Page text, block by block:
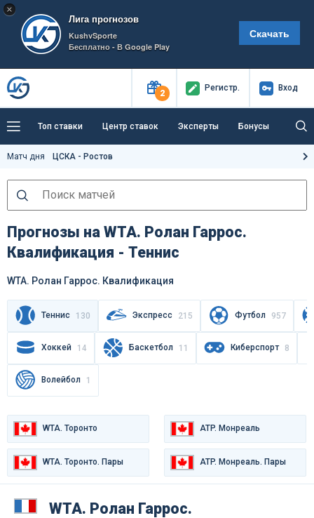
×
Лига прогнозов
KushvSporte
Бесплатно - В Google Play
Скачать
2
Регистр. Вход
Топ ставки Центр ставок Эксперты Бонусы
Тренды Букмекеры
Матч дня ЦСКА - Ростов
Прогнозы на WTA. Ролан Гаррос.
Квалификация - Теннис
WTA. Ролан Гаррос. Квалификация
Теннис 130 Экспресс 215 Футбол 957
Хоккей 14 Баскетбол 11 Киберспорт 8
Волейбол 1
WTA. Торонто ATP. Монреаль
WTA. Торонто. Пары ATP. Монреаль. Пары
WTA. Ролан Гаррос.